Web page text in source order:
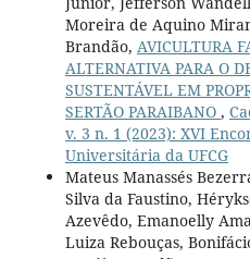
Moreira de Aquino
Brandão, AVICULTURA
ALTERNATIVA PARA O
SUSTENTÁVEL EM
SERTÃO PARAIBANO ,
v. 3 n. 1 (2023): XVI
Universitária da UFCG
Mateus Manassés
Silva da Faustino,
Azevêdo, Emanoelly
Luiza Rebouças,